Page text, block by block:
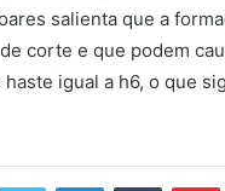
salienta que a
corte e que podem
igual a h6, o que